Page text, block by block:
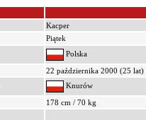
Kacper
Piątek
Polska
22 października 2000 (25 lat)
Knurów
178 cm / 70 kg